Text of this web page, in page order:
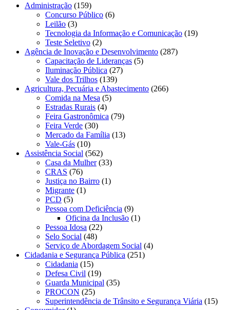
Administração (159)
Concurso Público (6)
Leilão (3)
Tecnologia da Informação e Comunicação (19)
Teste Seletivo (2)
Agência de Inovação e Desenvolvimento (287)
Capacitação de Lideranças (5)
Iluminação Pública (27)
Vale dos Trilhos (139)
Agricultura, Pecuária e Abastecimento (266)
Comida na Mesa (5)
Estradas Rurais (4)
Feira Gastronômica (79)
Feira Verde (30)
Mercado da Família (13)
Vale-Gás (10)
Assistência Social (562)
Casa da Mulher(33)
CRAS (76)
Justiça no Bairro (1)
Migrante (1)
PCD (5)
Pessoa com Deficiência (9)
Oficina da Inclusão (1)
Pessoa Idosa (22)
Selo Social (48)
Serviço de Abordagem Social (4)
Cidadania e Segurança Pública (251)
Cidadania (15)
Defesa Civil (19)
Guarda Municipal (35)
PROCON (25)
Superintendência de Trânsito e Segurança Viária (15)